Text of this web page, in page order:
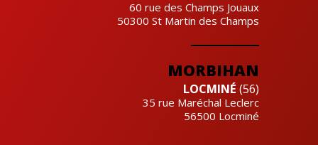
60 rue des Champs Jouaux
50300 St Martin des Champs
MORBIHAN
LOCMINÉ (56)
35 rue Maréchal Leclerc
56500 Locminé